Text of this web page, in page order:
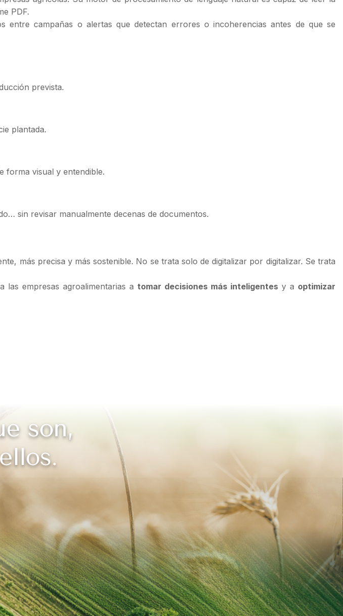
PDF.
entre campañas o alertas que detectan errores o incoherencias antes de que se
prevista.
plantada.
forma visual y entendible.
sin revisar manualmente decenas de documentos.
más precisa y más sostenible. No se trata solo de digitalizar por digitalizar. Se trata
empresas agroalimentarias a tomar decisiones más inteligentesy a optimizar
son,